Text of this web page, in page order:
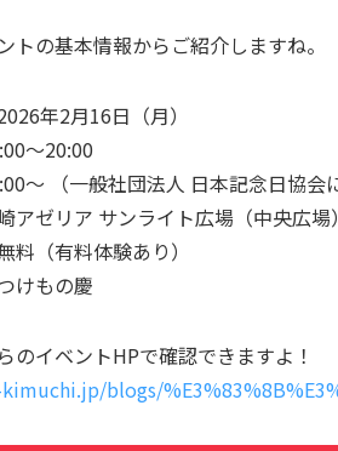
トの基本情報からご紹介しますね。
年2月16日（月）
〜20:00
〜 （一般社団法人 日本記念日協会
アゼリア サンライト広場（中央広場）
料（有料体験あり）
けもの慶
のイベントHPで確認できますよ！
blogs/